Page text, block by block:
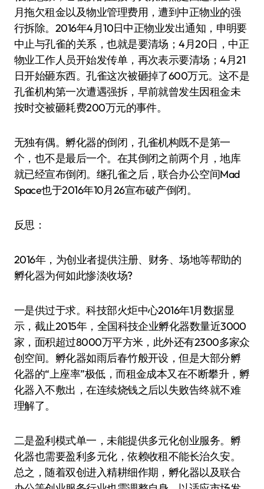
月拖欠租金以及物业管理费用，遭到中正物业的强
行拆除。2016年4月10日中正物业发出通知，申明要
中止与孔雀的关系，也就是要清场；4月20日，中正
物业工作人员开始发传单，再次表示要清场；4月21
日开始砸东西。孔雀这次被砸掉了600万元。这不是
孔雀机构第一次遭遇强拆，早前就曾发生因租金未
按时交被砸耗费200万元的事件。
无独有偶。孵化器的倒闭，孔雀机构既不是第一
个，也不是最后一个。在其倒闭之前两个月，地库
就已经宣布倒闭。继孔雀之后，联合办公空间Mad
Space也于2016年10月26宣布破产倒闭。
反思：
2016年，为创业者提供注册、财务、场地等帮助的
孵化器为何如此惨淡收场?
一是供过于求。科技部火炬中心2016年1月数据显
示，截止2015年，全国科技企业孵化器数量近3000
家，面积超过8000万平方米，此外还有2300多家众
创空间。孵化器如雨后春竹般开设，但是大部分孵
化器的“上座率”极低，而租金成本又在不断攀升，孵
化器入不敷出，在连续烧钱之后以失败告终就不难
理解了。
二是盈利模式单一，未能提供多元化创业服务。孵
化器也需要盈利多元化，依赖收租不能长治久安。
总之，随着双创进入精耕细作期，孵化器以及联合